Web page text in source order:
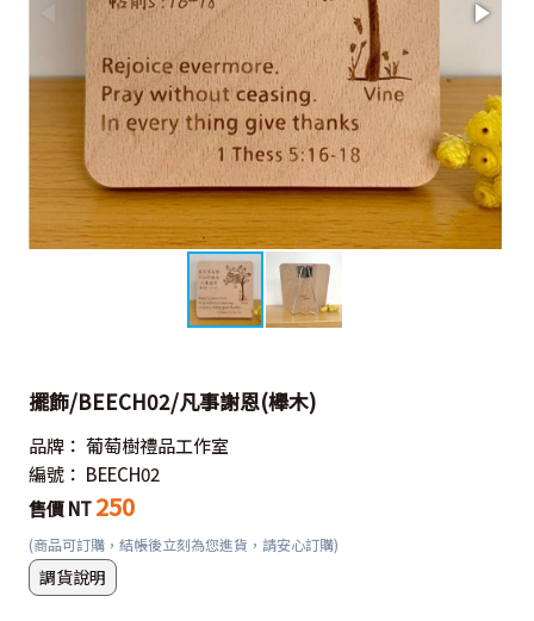
擺飾/BEECH02/凡事謝恩(櫸木)
品牌： 葡萄樹禮品工作室
編號： BEECH02
售價 NT 250
(商品可訂購，結帳後立刻為您進貨，請安心訂購)
調貨說明